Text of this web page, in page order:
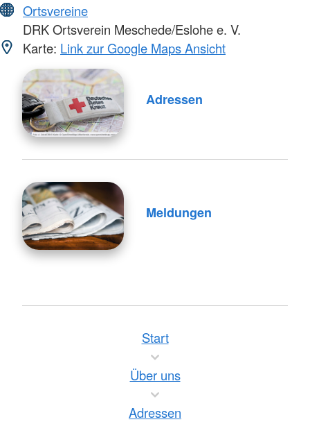
Ortsvereine
DRK Ortsverein Meschede/Eslohe e. V.
Karte: Link zur Google Maps Ansicht
Adressen
Meldungen
Start
Über uns
Adressen